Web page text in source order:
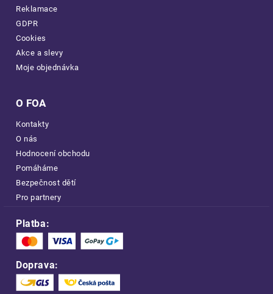
Reklamace
GDPR
Cookies
Akce a slevy
Moje objednávka
O FOA
Kontakty
O nás
Hodnocení obchodu
Pomáháme
Bezpečnost dětí
Pro partnery
Platba:
Doprava: